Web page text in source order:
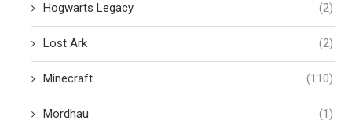
Hogwarts Legacy (2)
Lost Ark (2)
Minecraft (110)
Mordhau (1)